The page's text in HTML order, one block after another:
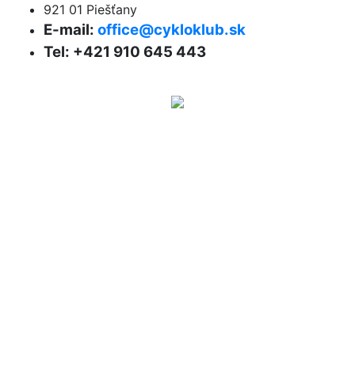
921 01 Piešťany
E-mail: office@cykloklub.sk
Tel: +421 910 645 443